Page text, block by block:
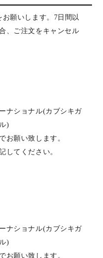
願いします。7日間以
、ご注文をキャンセル
ナショナル(カブシキガ
)
お願い致します。
してください。
ナショナル(カブシキガ
)
お願い致します。